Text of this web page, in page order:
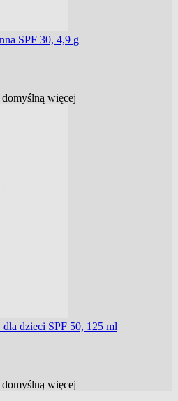
SPF 30, 4,9 g
domyślną więcej
dzieci SPF 50, 125 ml
domyślną więcej